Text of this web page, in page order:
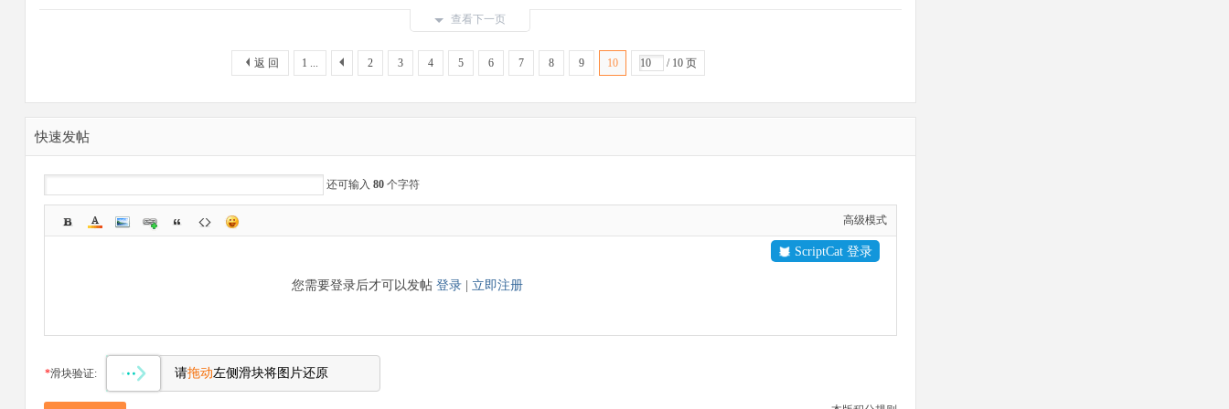
查看下一页
返 回 1 ... 2 3 4 5 6 7 8 9 10 / 10 页
快速发帖
还可输入 80个字符
高级模式
您需要登录后才可以发帖登录 立即注册
ScriptCat 登录
*滑块验证: 请拖动左侧滑块将图片还原